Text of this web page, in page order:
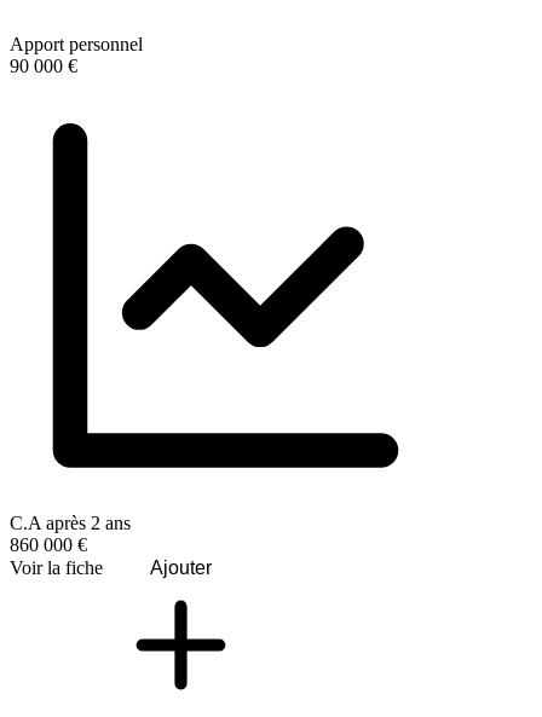
Apport personnel
90 000 €
C.A après 2 ans
860 000 €
Voir la fiche
Ajouter